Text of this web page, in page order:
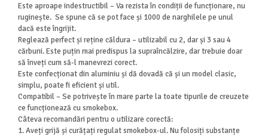
Este aproape indestructibil – Va rezista în condiții de funcționare, nu
ruginește. Se spune că se pot face și 1000 de narghilele pe unul
dacă este îngrijit.
Reglează perfect și reține căldura – utilizabil cu 2, dar și 3 sau 4
cărbuni. Este puțin mai predispus la supraîncălzire, dar trebuie doar
să înveți cum să-l manevrezi corect.
Este confecționat din aluminiu și dă dovadă că și un model clasic,
simplu, poate fi eficient și util.
Compatibil – Se potrivește în mare parte la toate tipurile de creuzete
ce funcționează cu smokebox.
Câteva recomandări pentru o utilizare corectă:
1. Aveți grijă și curățați regulat smokebox-ul. Nu folosiți substanțe